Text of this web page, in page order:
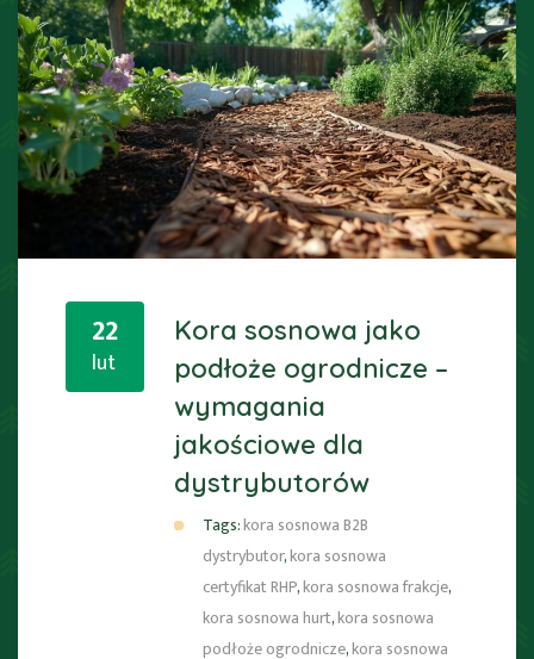
22
lut
Kora sosnowa jako
podłoże ogrodnicze –
wymagania
jakościowe dla
dystrybutorów
Tags:kora sosnowa B2B
dystrybutor,kora sosnowa
certyfikat RHP,kora sosnowa frakcje,
kora sosnowa hurt,kora sosnowa
podłoże ogrodnicze,kora sosnowa